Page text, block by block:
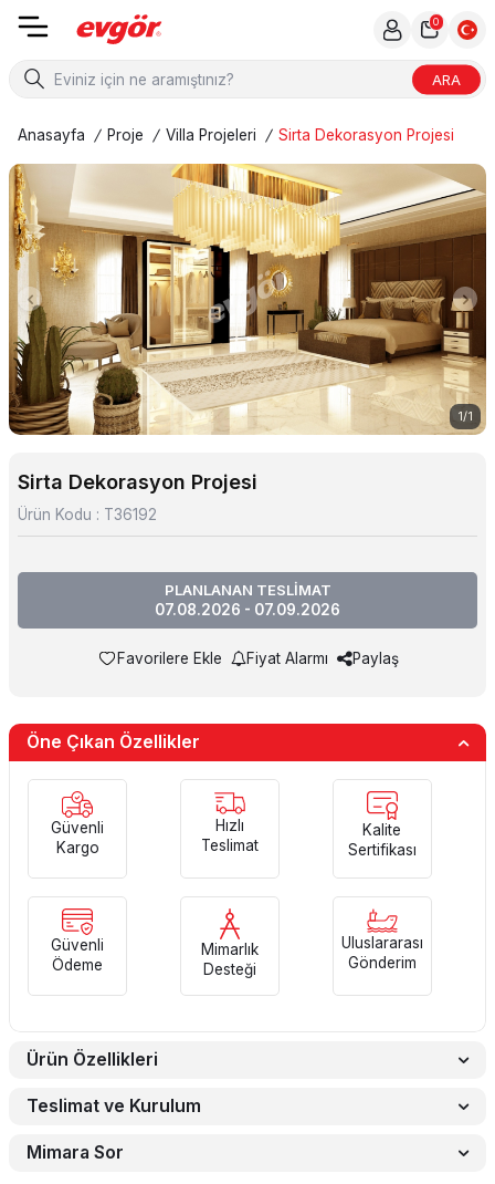
ARA
0
Anasayfa / Proje / Villa Projeleri / Sirta Dekorasyon Projesi
1/1
Sirta Dekorasyon Projesi
Ürün Kodu : T36192
PLANLANAN TESLİMAT
07.08.2026 - 07.09.2026
Favorilere Ekle Fiyat Alarmı Paylaş
Öne Çıkan Özellikler
Güvenli
Kargo
Hızlı
Teslimat
Kalite
Sertifikası
Güvenli
Ödeme
Mimarlık
Desteği
Uluslararası
Gönderim
Ürün Özellikleri
Teslimat ve Kurulum
Mimara Sor